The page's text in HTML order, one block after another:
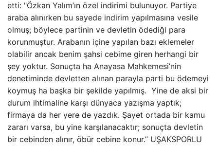
etti: "Özkan Yalım’ın özel indirimi bulunuyor. Partiye
araba alınırken bu sayede indirim yapılmasına vesile
olmuş; böylece partinin ve devletin ödediği para
korunmuştur. Arabanın içine yapılan bazı eklemeler
olabilir ancak benim şahsi cebime giren herhangi bir
şey yoktur. Sonuçta ha Anayasa Mahkemesi’nin
denetiminde devletten alınan parayla parti bu ödemeyi
koymuş ha başka bir şekilde yapılmış. Yine de aksi bir
durum ihtimaline karşı dünyaca yazışma yaptık;
firmaya da her yere de yazdık. Şayet ortada bir kamu
zararı varsa, bu yine karşılanacaktır; sonuçta devletin
bir cebinden alınır, öbür cebine konur.” UŞAKSPORLU